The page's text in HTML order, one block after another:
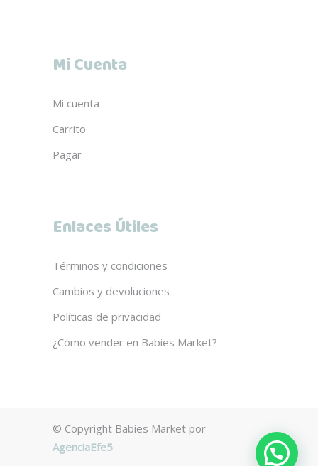
Mi Cuenta
Mi cuenta
Carrito
Pagar
Enlaces Útiles
Términos y condiciones
Cambios y devoluciones
Políticas de privacidad
¿Cómo vender en Babies Market?
© Copyright Babies Market por
AgenciaEfe5